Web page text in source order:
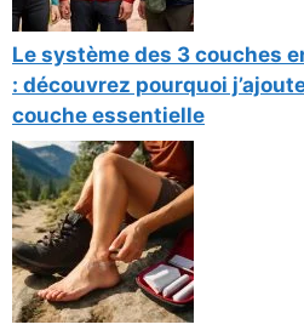
Le système des 3 couches
: découvrez pourquoi
couche essentielle